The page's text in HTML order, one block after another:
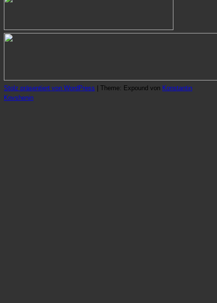
Stolz präsentiert von WordPress | Theme: Expound von Konstantin
Kovshenin